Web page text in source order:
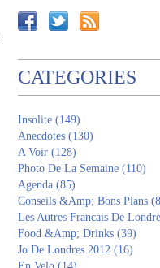
CATEGORIES
Insolite (149)
Anecdotes (130)
A Voir (128)
Photo De La Semaine (110)
Agenda (85)
Conseils &Amp; Bons Plans
Les Autres Francais De
Food &Amp; Drinks (39)
Jo De Londres 2012 (16)